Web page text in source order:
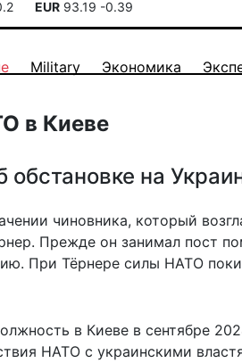
EUR 93.19 -0.39
Military Экономика
в Киеве
на
чиновника, который
Прежде он занимал пост
При Тёрнере силы НАТО
в Киеве в сентябре
НАТО с украинскими